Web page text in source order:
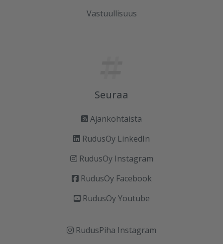
Vastuullisuus
Seuraa
Ajankohtaista
RudusOy LinkedIn
RudusOy Instagram
RudusOy Facebook
RudusOy Youtube
RudusPiha Instagram